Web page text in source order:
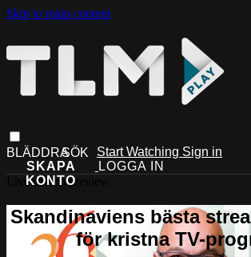
Skip to main content
Start Watching Sign in
Live stream preview